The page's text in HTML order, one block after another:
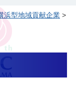
浜型地域貢献企業>